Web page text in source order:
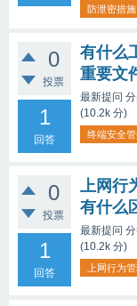
防泄密措施
0
投票
1
回答
有什么
重要文
最新提问
(10.2k 分)
终端安全
0
投票
1
回答
上网行
有什么
最新提问
(10.2k 分)
上网行为